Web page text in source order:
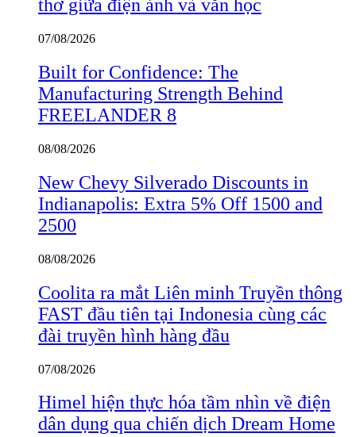
thơ giữa điện ảnh và văn học
07/08/2026
Built for Confidence: The
Manufacturing Strength Behind
FREELANDER 8
08/08/2026
New Chevy Silverado Discounts in
Indianapolis: Extra 5% Off 1500 and
2500
08/08/2026
Coolita ra mắt Liên minh Truyền thông
FAST đầu tiên tại Indonesia cùng các
đài truyền hình hàng đầu
07/08/2026
Himel hiện thực hóa tầm nhìn về điện
dân dụng qua chiến dịch Dream Home